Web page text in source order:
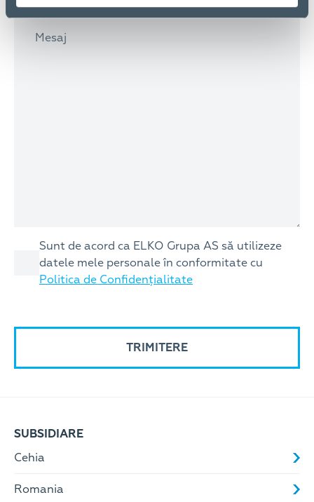
Mesaj
ConsentSunt de acord ca ELKO Grupa AS să utilizeze
datele mele personale în conformitate cu
Politica de Confidențialitate
SUBSIDIARE
Cehia
Romania